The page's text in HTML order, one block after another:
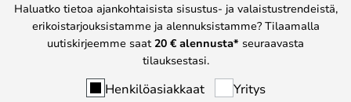
Haluatko tietoa ajankohtaisista sisustus- ja valaistustrendeistä,
erikoistarjouksistamme ja alennuksistamme? Tilaamalla
uutiskirjeemme saat 20 € alennusta* seuraavasta
tilauksestasi.
Henkilöasiakkaat Yritys